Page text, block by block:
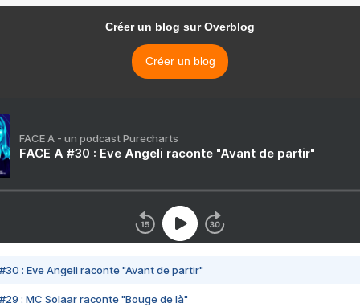
Créer un blog sur Overblog
Créer un blog
FACE A - un podcast Purecharts
FACE A #30 : Eve Angeli raconte "Avant de partir"
#30 : Eve Angeli raconte "Avant de partir"
#29 : MC Solaar raconte "Bouge de là"